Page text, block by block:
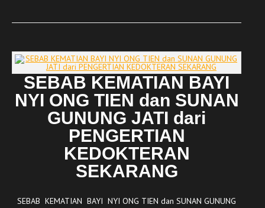
SEBAB KEMATIAN BAYI
NYI ONG TIEN dan SUNAN
GUNUNG JATI dari
PENGERTIAN
KEDOKTERAN
SEKARANG
SEBAB KEMATIAN BAYI NYI ONG TIEN dan SUNAN GUNUNG